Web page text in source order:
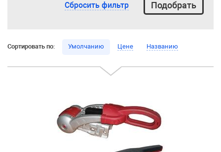
Сбросить фильтр
Сортировать по: Умолчанию Цене Названию